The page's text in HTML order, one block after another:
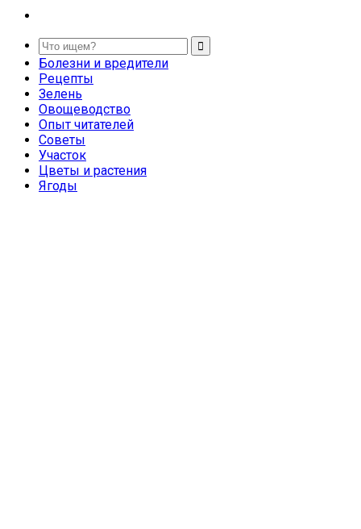
Болезни и вредители
Рецепты
Зелень
Овощеводство
Опыт читателей
Советы
Участок
Цветы и растения
Ягоды